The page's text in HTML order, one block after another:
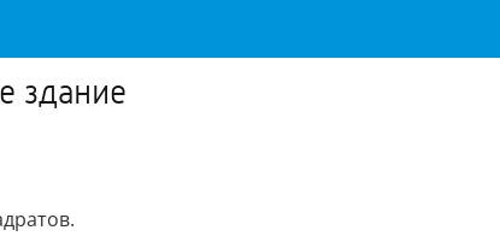
здание